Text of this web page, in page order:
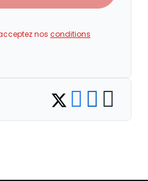
nos conditions
Share on Twitter
Share on Facebook
Share on
Copy link